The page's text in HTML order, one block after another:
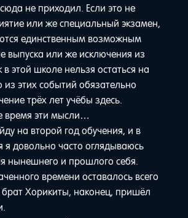
не приходил. Если это не
или же специальный экзамен,
единственным возможным
выпуска или же исключения из
этой школе нельзя остаться на
из этих событий обязательно
трёх лет учёбы здесь.
время эти мысли…
на второй год обучения, и в
я довольно часто оглядываюсь
нынешнего и прошлого себя.
времени оставалось всего
брат Хорикиты, наконец, пришёл